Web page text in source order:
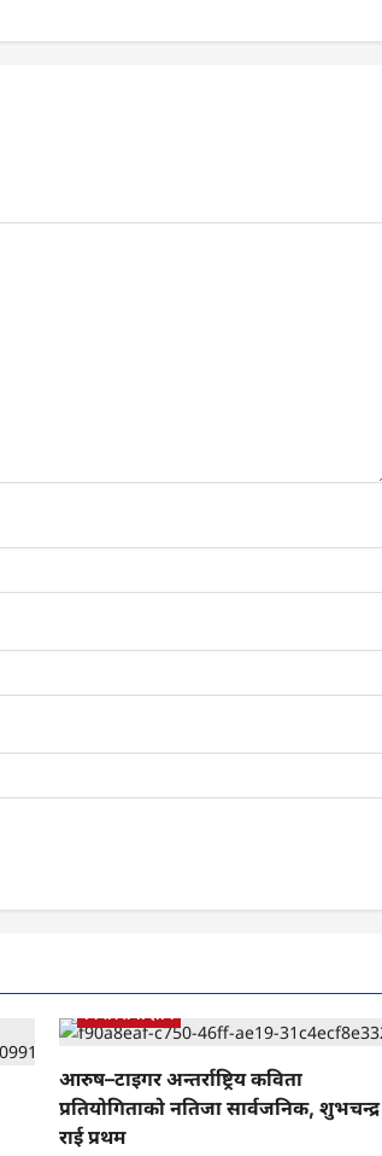
बिचार तथा ज्ञान
आरुष–टाइगर अन्तर्राष्ट्रिय कविता
प्रतियोगिताको नतिजा सार्वजनिक, शुभचन्द्र
राई प्रथम